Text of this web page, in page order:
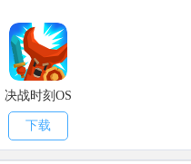
决战时刻OS
下载